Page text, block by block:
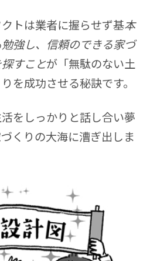
トは業者に握らせず基本
強し、信頼のできる家づ
すことが「無駄のない土
を成功させる秘訣です。
をしっかりと話し合い夢
くりの大海に漕ぎ出しま